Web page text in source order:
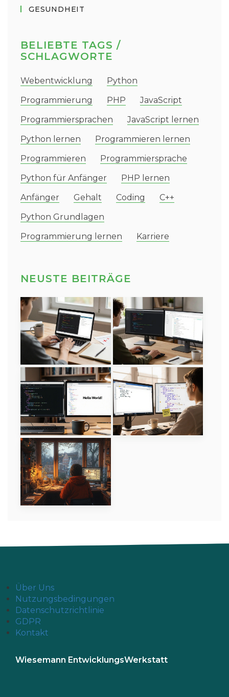
GESUNDHEIT
BELIEBTE TAGS /
SCHLAGWORTE
Webentwicklung
Python
Programmierung
PHP
JavaScript
Programmiersprachen
JavaScript lernen
Python lernen
Programmieren lernen
Programmieren
Programmiersprache
Python für Anfänger
PHP lernen
Anfänger
Gehalt Coding
C++
Python Grundlagen
Programmierung lernen
Karriere
NEUSTE BEITRÄGE
Über Uns
Nutzungsbedingungen
Datenschutzrichtlinie
GDPR
Kontakt
Wiesemann EntwicklungsWerkstatt